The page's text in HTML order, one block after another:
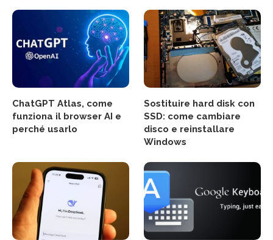
ChatGPT Atlas, come
funziona il browser AI e
perché usarlo
Sostituire hard disk con
SSD: come cambiare
disco e reinstallare
Windows